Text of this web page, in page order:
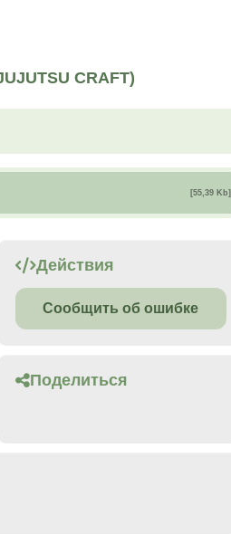
CRAFT)
[55,39 Kb]
Действия
Сообщить об ошибке
Поделиться